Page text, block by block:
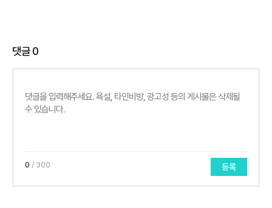
댓글0
0 / 300 등록